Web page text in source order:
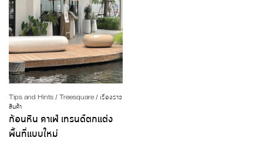
Tips and Hints / Treesquare / เรื่องราว
สินค้า
ก้อนหิน คาเฟ่ เทรนด์ตกแต่ง
พื้นที่แบบใหม่